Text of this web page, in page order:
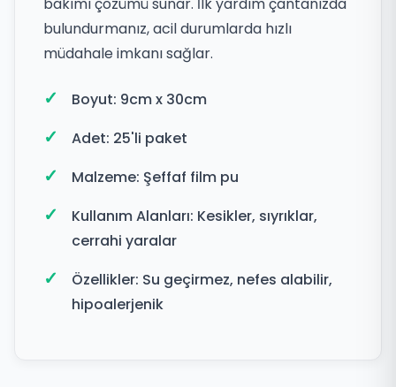
bulundurmanız, acil durumlarda hızlı
müdahale imkanı sağlar.
Boyut: 9cm x 30cm
Adet: 25'li paket
Malzeme: Şeffaf film pu
Kullanım Alanları: Kesikler, sıyrıklar,
cerrahi yaralar
Özellikler: Su geçirmez, nefes alabilir,
hipoalerjenik